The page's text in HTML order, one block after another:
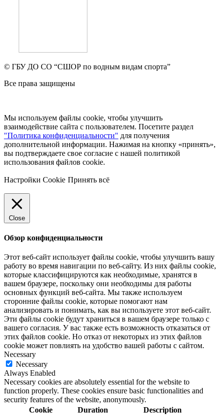
© ГБУ ДО СО “СШОР по водным видам спорта”
Все права защищены
Мы используем файлы cookie, чтобы улучшить
взаимодействие сайта с пользователем. Посетите раздел
"Политика конфиденциальности" для получения
дополнительной информации. Нажимая на кнопку «принять»,
вы подтверждаете свое согласие с нашей политикой
использования файлов cookie.
Настройки Cookie Принять всё
Close
Обзор конфиденциальности
Этот веб-сайт использует файлы cookie, чтобы улучшить вашу
работу во время навигации по веб-сайту. Из них файлы cookie,
которые классифицируются как необходимые, хранятся в
вашем браузере, поскольку они необходимы для работы
основных функций веб-сайта. Мы также используем
сторонние файлы cookie, которые помогают нам
анализировать и понимать, как вы используете этот веб-сайт.
Эти файлы cookie будут храниться в вашем браузере только с
вашего согласия. У вас также есть возможность отказаться от
этих файлов cookie. Но отказ от некоторых из этих файлов
cookie может повлиять на удобство вашей работы с сайтом.
Necessary
Necessary
Always Enabled
Necessary cookies are absolutely essential for the website to
function properly. These cookies ensure basic functionalities and
security features of the website, anonymously.
Cookie
Duration Description